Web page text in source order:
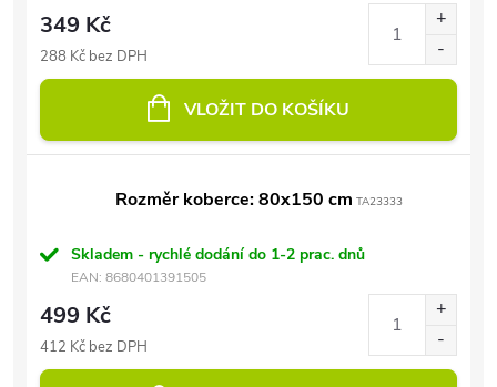
349 Kč
288 Kč bez DPH
VLOŽIT DO KOŠÍKU
Rozměr koberce: 80x150 cm TA23333
Skladem - rychlé dodání do 1-2 prac. dnů
EAN: 8680401391505
499 Kč
412 Kč bez DPH